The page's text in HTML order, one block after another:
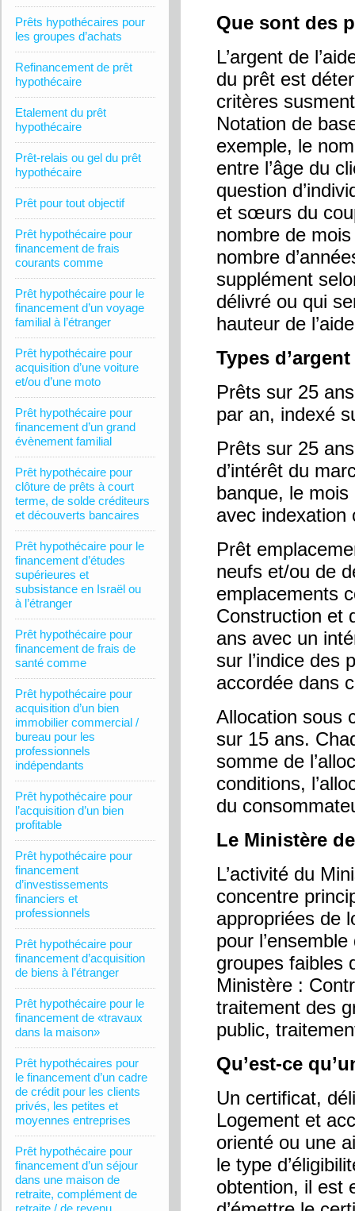
Prêts hypothécaires pour
les groupes d’achats
Refinancement de prêt
hypothécaire
Etalement du prêt
hypothécaire
Prêt-relais ou gel du prêt
hypothécaire
Prêt pour tout objectif
Prêt hypothécaire pour
financement de frais
courants comme
Prêt hypothécaire pour le
financement d’un voyage
familial à l’étranger
Prêt hypothécaire pour
acquisition d’une voiture
et/ou d’une moto
Prêt hypothécaire pour
financement d’un grand
évènement familial
Prêt hypothécaire pour
clôture de prêts à court
terme, de solde créditeurs
et découverts bancaires
Prêt hypothécaire pour le
financement d’études
supérieures et
subsistance en Israël ou
à l’étranger
Prêt hypothécaire pour
financement de frais de
santé comme
Prêt hypothécaire pour
acquisition d’un bien
immobilier commercial /
bureau pour les
professionnels
indépendants
Prêt hypothécaire pour
l’acquisition d’un bien
profitable
Prêt hypothécaire pour
financement
d’investissements
financiers et
professionnels
Prêt hypothécaire pour
financement d’acquisition
de biens à l’étranger
Prêt hypothécaire pour le
financement de «travaux
dans la maison»
Prêt hypothécaires pour
le financement d’un cadre
de crédit pour les clients
privés, les petites et
moyennes entreprises
Prêt hypothécaire pour
financement d’un séjour
dans une maison de
retraite, complément de
retraite / de revenu
Que sont des
L’argent de
du prêt est
critères
Notation de
exemple, le
entre l’âge du
question
et sœurs du
nombre de
nombre
supplément
délivré ou qui
hauteur de
Types
Prêts sur 25
par an, indexé
Prêts sur 25
d’intérêt du
banque, le
avec indexation
Prêt
neufs et/ou de
emplacements
Construction et
ans avec un
sur l’indice des
accordée dans
Allocation sous
sur 15 ans.
somme de
conditions,
du
Le Ministère
L’activité du
concentre
appropriées de
pour
groupes faibles
Ministère :
traitement des
public,
Qu’est-ce
Un certificat,
Logement et
orienté ou une
le type
obtention, il est